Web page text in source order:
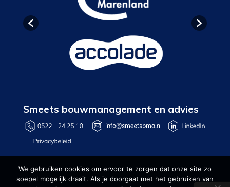
Smeets bouwmanagement en advies
We gebruiken cookies om ervoor te zorgen dat onze site zo
soepel mogelijk draait. Als je doorgaat met het gebruiken van